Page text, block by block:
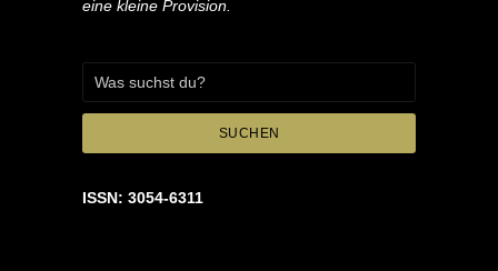
eine kleine Provision.
SUCHEN
ISSN: 3054-6311